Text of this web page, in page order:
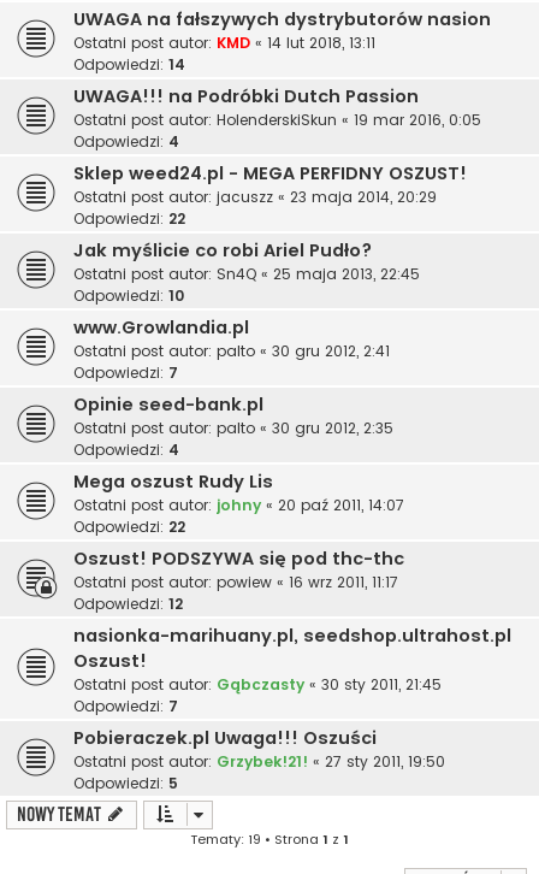
UWAGA na fałszywych dystrybutorów nasion
Ostatni post autor: KMD « 14 lut 2018, 13:11
Odpowiedzi: 14
UWAGA!!! na Podróbki Dutch Passion
Ostatni post autor: HolenderskiSkun « 19 mar 2016, 0:05
Odpowiedzi: 4
Sklep weed24.pl - MEGA PERFIDNY OSZUST!
Ostatni post autor: jacuszz « 23 maja 2014, 20:29
Odpowiedzi: 22
Jak myślicie co robi Ariel Pudło?
Ostatni post autor: Sn4Q « 25 maja 2013, 22:45
Odpowiedzi: 10
www.Growlandia.pl
Ostatni post autor: palto « 30 gru 2012, 2:41
Odpowiedzi: 7
Opinie seed-bank.pl
Ostatni post autor: palto « 30 gru 2012, 2:35
Odpowiedzi: 4
Mega oszust Rudy Lis
Ostatni post autor: johny « 20 paź 2011, 14:07
Odpowiedzi: 22
Oszust! PODSZYWA się pod thc-thc
Ostatni post autor: powiew « 16 wrz 2011, 11:17
Odpowiedzi: 12
nasionka-marihuany.pl, seedshop.ultrahost.pl
Oszust!
Ostatni post autor: Gąbczasty « 30 sty 2011, 21:45
Odpowiedzi: 7
Pobieraczek.pl Uwaga!!! Oszuści
Ostatni post autor: Grzybek!21! « 27 sty 2011, 19:50
Odpowiedzi: 5
NOWY TEMAT
Tematy: 19 • Strona 1 z 1